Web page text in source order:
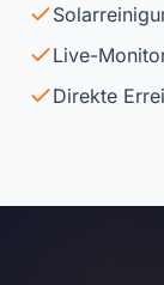
Live-
Direkte